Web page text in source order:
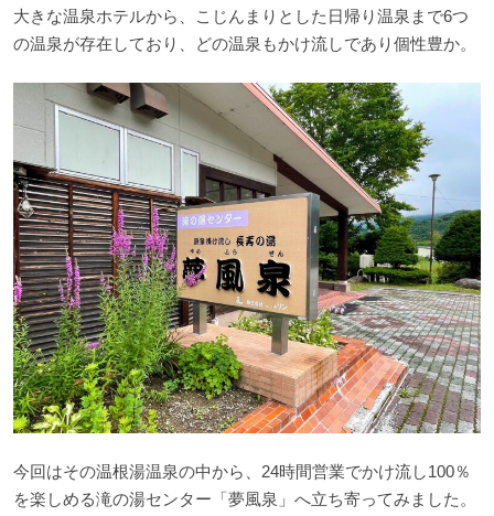
大きな温泉ホテルから、こじんまりとした日帰り温泉まで6つ
の温泉が存在しており、どの温泉もかけ流しであり個性豊か。
今回はその温根湯温泉の中から、24時間営業でかけ流し100％
を楽しめる滝の湯センター「夢風泉」へ立ち寄ってみました。